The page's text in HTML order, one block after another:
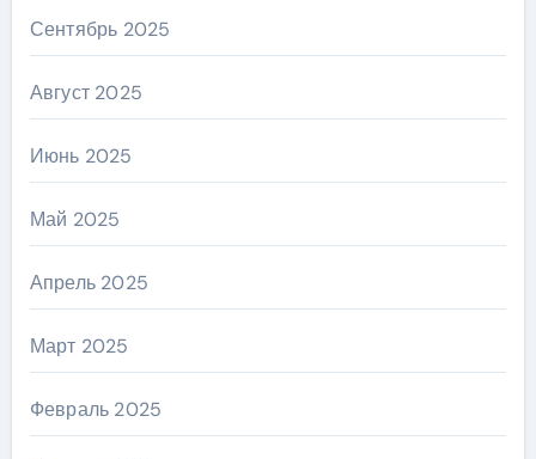
Сентябрь 2025
Август 2025
Июнь 2025
Май 2025
Апрель 2025
Март 2025
Февраль 2025